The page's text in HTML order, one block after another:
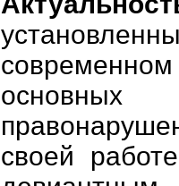
основных
своей